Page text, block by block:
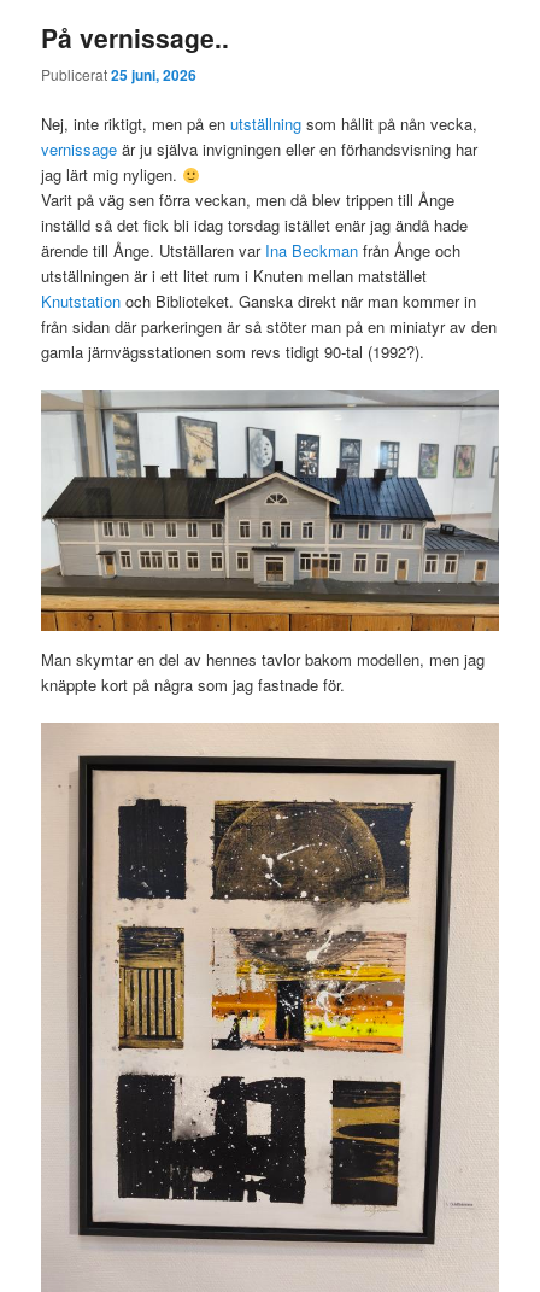
På vernissage..
Publicerat25 juni, 2026
Nej, inte riktigt, men på enutställning som hållit på nån vecka,
vernissage är ju själva invigningen eller en förhandsvisning har
jag lärt mig nyligen.
Varit på väg sen förra veckan, men då blev trippen till Ånge
inställd så det fick bli idag torsdag istället enär jag ändå hade
ärende till Ånge. Utställaren var Ina Beckman från Ånge och
utställningen är i ett litet rum i Knuten mellan matstället
Knutstation och Biblioteket. Ganska direkt när man kommer in
från sidan där parkeringen är så stöter man på en miniatyr av den
gamla järnvägsstationen som revs tidigt 90-tal (1992?).
Man skymtar en del av hennes tavlor bakom modellen, men jag
knäppte kort på några som jag fastnade för.